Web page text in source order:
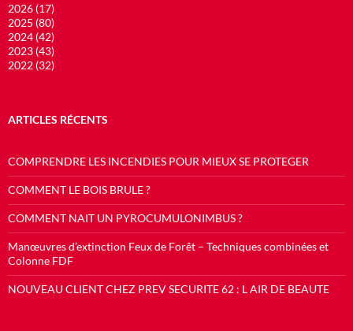
2026 (17)
2025 (80)
2024 (42)
2023 (43)
2022 (32)
ARTICLES RÉCENTS
COMPRENDRE LES INCENDIES POUR MIEUX SE PROTEGER
COMMENT LE BOIS BRULE ?
COMMENT NAIT UN PYROCUMULONIMBUS ?
Manœuvres d’extinction Feux de Forêt – Techniques combinées et
Colonne FDF
NOUVEAU CLIENT CHEZ PREV SECURITE 62 : L AIR DE BEAUTE